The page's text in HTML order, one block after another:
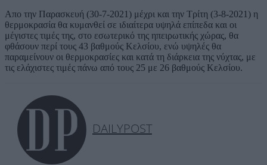
Απο την Παρασκευή (30-7-2021) μέχρι και την Τρίτη (3-8-2021) η
θερμοκρασία θα κυμανθεί σε ιδιαίτερα υψηλά επίπεδα και οι
μέγιστες τιμές της, στο εσωτερικό της ηπειρωτικής χώρας, θα
φθάσουν περί τους 43 βαθμούς Κελσίου, ενώ υψηλές θα
παραμείνουν οι θερμοκρασίες και κατά τη διάρκεια της νύχτας, με
τις ελάχιστες τιμές πάνω από τους 25 με 26 βαθμούς Κελσίου.
DAILYPOST